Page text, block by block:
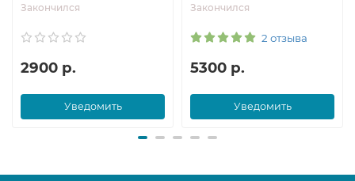
Закончился
2900 р.
Уведомить
Закончился
2 отзыва
5300 р.
Уведомить